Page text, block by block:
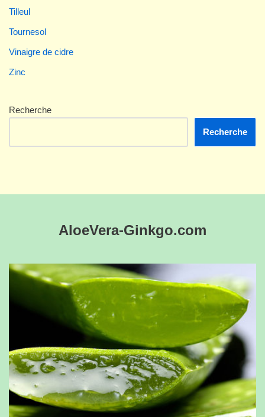
Tilleul
Tournesol
Vinaigre de cidre
Zinc
Recherche
Recherche
AloeVera-Ginkgo.com